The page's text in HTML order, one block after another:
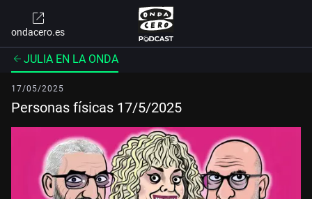
ondacero.es
JULIA EN LA ONDA
17/05/2025
Personas físicas 17/5/2025